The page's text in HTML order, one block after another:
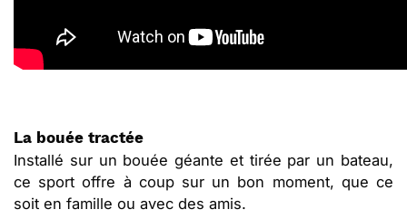
La bouée tractée
Installé sur un bouée géante et tirée par un bateau,
ce sport offre à coup sur un bon moment, que ce
soit en famille ou avec des amis.